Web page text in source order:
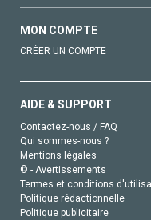
MON COMPTE
CRÉER UN COMPTE
AIDE & SUPPORT
Contactez-nous / FAQ
Qui sommes-nous ?
Mentions légales
© - Avertissements
Termes et conditions
Politique rédactionnelle
Politique publicitaire